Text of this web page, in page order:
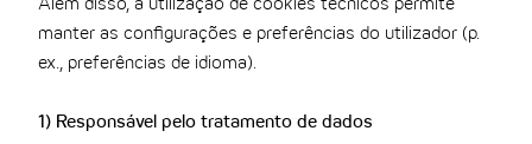
Além disso, a utilização de cookies técnicos permite
manter as configurações e preferências do utilizador (p.
ex., preferências de idioma).
1) Responsável pelo tratamento de dados